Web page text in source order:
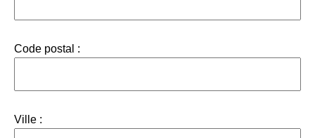
Code postal :
Ville :